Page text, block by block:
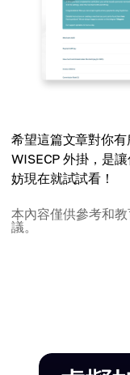
希望這篇文章對你
WISECP 外掛，是
妨現在就試試看！
本內容僅供參考和
議。